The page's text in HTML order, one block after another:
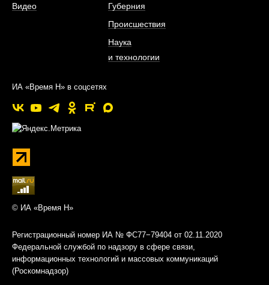
Видео
Губерния
Происшествия
Наука
и технологии
ИА «Время Н» в соцсетях
© ИА «Время Н»
Регистрационный номер ИА № ФС77−79404 от 02.11.2020
Федеральной службой по надзору в сфере связи,
информационных технологий и массовых коммуникаций
(Роскомнадзор)